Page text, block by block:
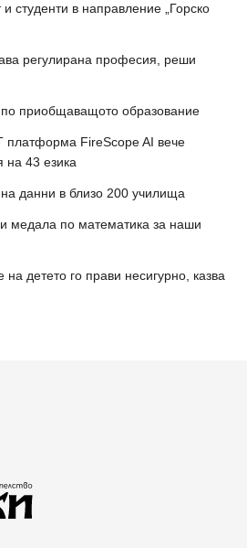
студенти в направление „Горско
регулирана професия, реши
приобщаващото образование
платформа FireScope AI вече
на 43 езика
данни в близо 200 училища
медала по математика за наши
детето го прави несигурно, казва